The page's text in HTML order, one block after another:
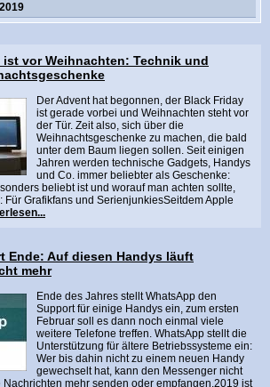
ist vor Weihnachten: Technik und
Der Advent hat begonnen, der Black Friday
ist gerade vorbei und Weihnachten steht vor
der Tür. Zeit also, sich über die
Weihnachtsgeschenke zu machen, die bald
unter dem Baum liegen sollen. Seit einigen
Jahren werden technische Gadgets, Handys
und Co. immer beliebter als Geschenke:
beliebt ist und worauf man achten sollte,
Für Grafikfans und SerienjunkiesSeitdem Apple
Ende: Auf diesen Handys läuft
mehr
Ende des Jahres stellt WhatsApp den
Support für einige Handys ein, zum ersten
Februar soll es dann noch einmal viele
weitere Telefone treffen. WhatsApp stellt die
Unterstützung für ältere Betriebssysteme ein:
Wer bis dahin nicht zu einem neuen Handy
gewechselt hat, kann den Messenger nicht
mehr senden oder empfangen.2019 ist